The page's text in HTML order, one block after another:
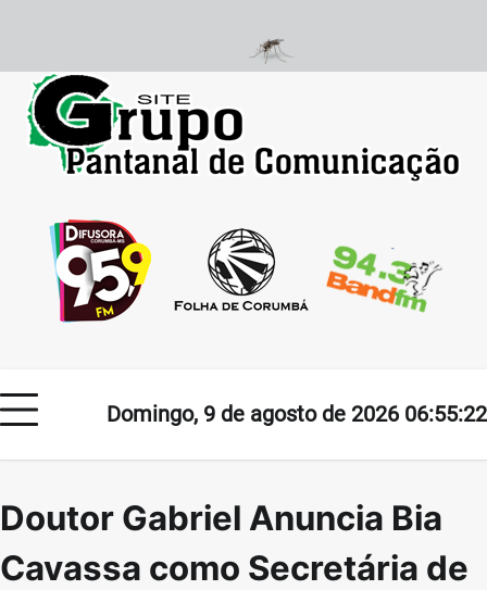
content
Domingo, 9 de agosto de 2026 06:55:22
Doutor Gabriel Anuncia Bia
Cavassa como Secretária de